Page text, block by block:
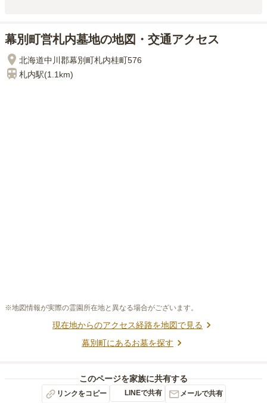
幕別町営札内墓地の地図・交通アクセス
北海道中川郡幕別町札内桂町576
札内駅(1.1km)
※地図情報が実際の霊園所在地と異なる場合がございます。
現在地からのアクセス経路を地図で見る
幕別町にあるお墓を探す
このページを家族に共有する
リンクをコピー LINEで共有 メールで共有